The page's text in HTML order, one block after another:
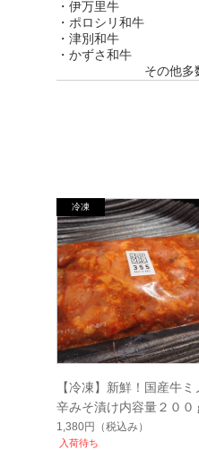
・伊万里牛
・ポロシリ和牛
・津別和牛
・かずさ和牛
その他多
【冷凍】新鮮！国産牛ミ
辛みそ漬け内容量２００
1,380円 （税込み）
入荷待ち